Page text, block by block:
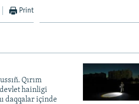
Print
Qırım
hainligi
daqqalar içinde